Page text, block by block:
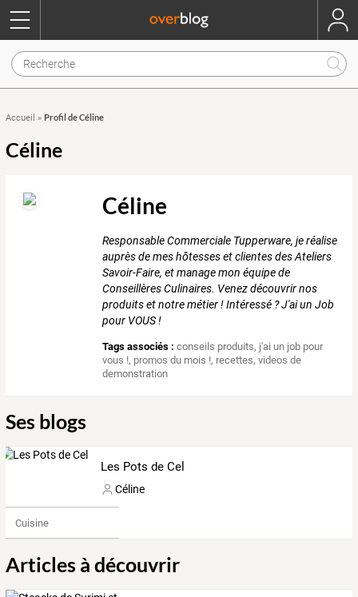
Accueil » Profil de Céline
Céline
Céline
Responsable Commerciale Tupperware, je réalise
auprès de mes hôtesses et clientes des Ateliers
Savoir-Faire, et manage mon équipe de
Conseillères Culinaires. Venez découvrir nos
produits et notre métier ! Intéressé ? J'ai un Job
pour VOUS !
Tags associés : conseils produits, j'ai un job pour
vous !, promos du mois !, recettes,videos de
demonstration
Ses blogs
Les Pots de Cel
Céline
Cuisine
Articles à découvrir